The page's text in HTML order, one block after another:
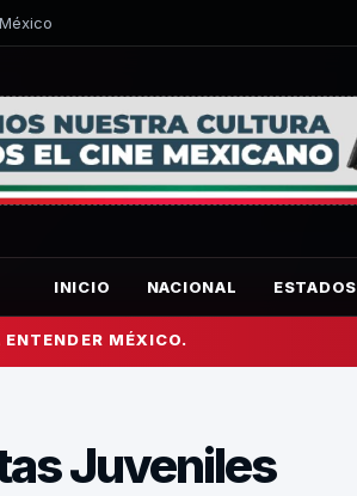
INICIO NACIONAL ESTADOS
MÉXICO.
Juveniles